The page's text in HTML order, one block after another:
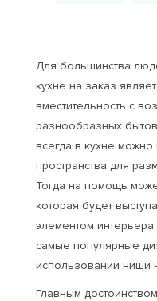
Для большинства
кухне на заказ
вместительность с
разнообразных
всегда в кухне можно
пространства для
Тогда на помощь
которая будет
элементом
самые популярные
использовании ниши
Главным